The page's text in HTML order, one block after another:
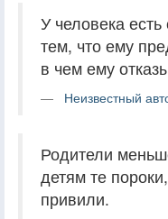
У человека
тем, что ему
в чем ему
Неизвестный
Родители
детям те
привили.